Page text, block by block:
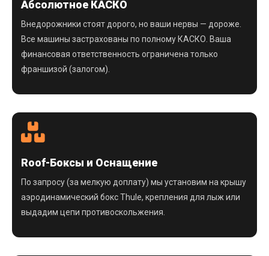
Абсолютное КАСКО
Внедорожники стоят дорого, но ваши нервы — дороже.
Все машины застрахованы по полному КАСКО. Ваша
финансовая ответственность ограничена только
франшизой (залогом).
Roof-Боксы и Оснащение
По запросу (за мелкую доплату) мы установим на крышу
аэродинамический бокс Thule, крепления для лыж или
выдадим цепи противоскольжения.